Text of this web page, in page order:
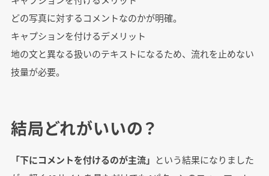
どの写真に対するコメントなのかが明確。
キャプションを付けるデメリット
地の文と異なる扱いのテキストになるため、流れを止めない
技量が必要。
結局どれがいいの？
「下にコメントを付けるのが主流」 という結果になりました